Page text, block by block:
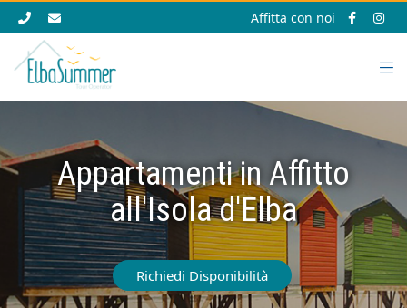
Affitta con noi
Appartamenti in Affitto
all'Isola d'Elba
Richiedi Disponibilità